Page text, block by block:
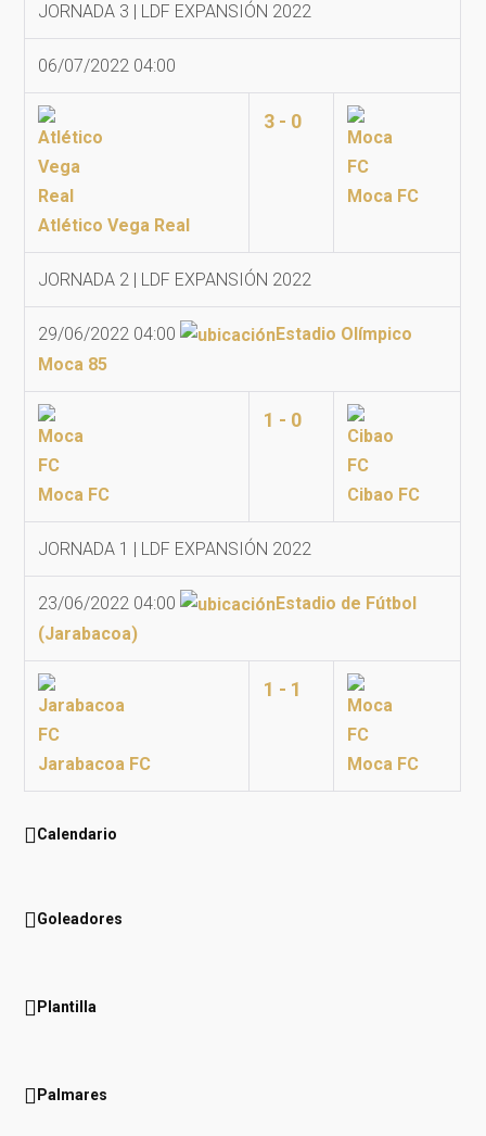
JORNADA 3 | LDF EXPANSIÓN 2022
06/07/2022 04:00
Atlético Vega Real
3 - 0
Moca FC
JORNADA 2 | LDF EXPANSIÓN 2022
29/06/2022 04:00
Estadio Olímpico
Moca 85
Moca FC
1 - 0
Cibao FC
JORNADA 1 | LDF EXPANSIÓN 2022
23/06/2022 04:00
Estadio de Fútbol
(Jarabacoa)
Jarabacoa FC
1 - 1
Moca FC
Calendario
Goleadores
Plantilla
Palmares